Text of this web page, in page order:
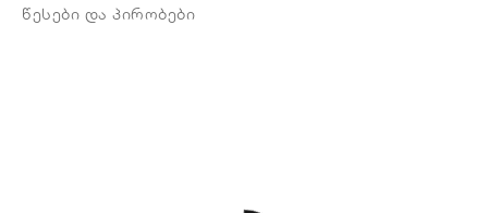
წესები და პირობები